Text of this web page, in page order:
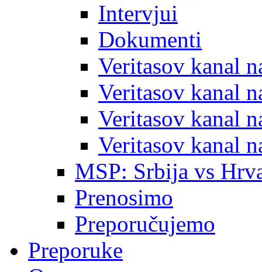
Intervjui
Dokumenti
Veritasov kanal
Veritasov kanal
Veritasov kanal
Veritasov kanal
MSP: Srbija vs
Prenosimo
Preporučujemo
Preporuke